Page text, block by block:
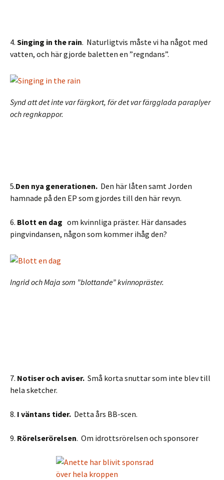
4. Singing in the rain. Naturligtvis måste vi ha något med
vatten, och här gjorde baletten en ”regndans”.
Synd att det inte var färgkort, för det var färgglada paraplyer
och regnkappor.
5.Den nya generationen. Den här låten samt Jorden
hamnade på den EP som gjordes till den här revyn.
6. Blott en dag om kvinnliga präster. Här dansades
pingvindansen, någon som kommer ihåg den?
Ingrid och Maja som ”blottande” kvinnopräster.
7. Notiser och aviser. Små korta snuttar som inte blev till
hela sketcher.
8. I väntans tider. Detta års BB-scen.
9. Rörelserörelsen. Om idrottsrörelsen och sponsorer